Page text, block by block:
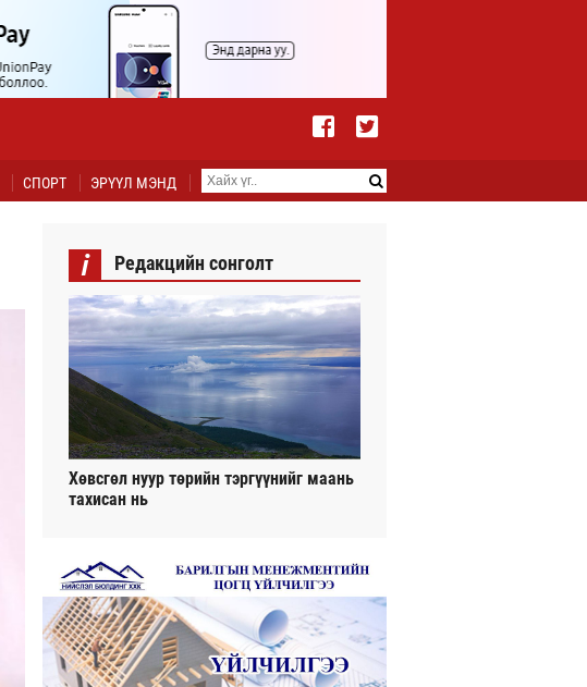
СПОРТ ЭРҮҮЛ МЭНД
i Редакцийн сонголт
Хөвсгөл нуур төрийн тэргүүнийг маань
тахисан нь